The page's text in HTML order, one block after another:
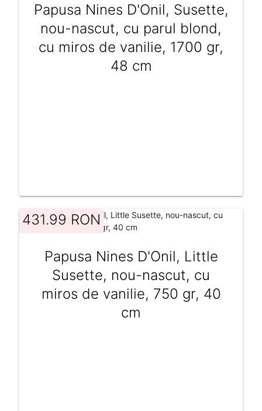
Papusa Nines D'Onil, Susette,
nou-nascut, cu parul blond,
cu miros de vanilie, 1700 gr,
48 cm
431.99 RON
Papusa Nines D'Onil, Little
Susette, nou-nascut, cu
miros de vanilie, 750 gr, 40
cm